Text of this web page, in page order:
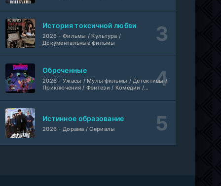
История токсичной любви
2026 - Фильмы / Культура /
Документальные фильмы
Обреченные
2026 - Ужасы / Мультфильмы / Детективы /
Приключения / Фэнтези / Комедии /
Истинное образование
2026 - Дорама / Сериалы